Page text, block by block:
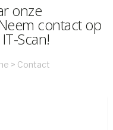
onze
contact op
Scan!
> Contact